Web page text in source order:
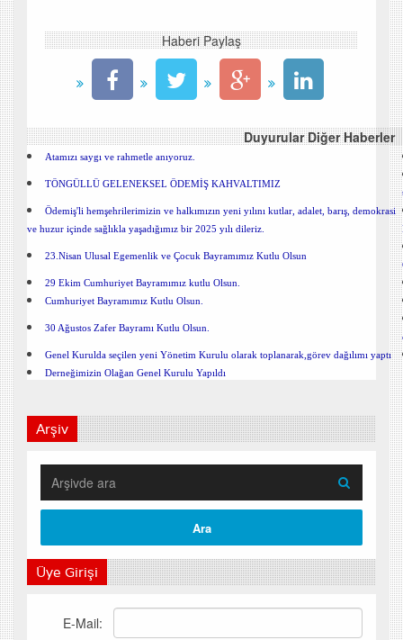
Haberi Paylaş
Duyurular Diğer Haberler
Atamızı saygı ve rahmetle anıyoruz.
TÖNGÜLLÜ GELENEKSEL ÖDEMİŞ KAHVALTIMIZ
Ödemiş'li hemşehrilerimizin ve halkımızın yeni yılını kutlar, adalet, barış, demokrasi
ve huzur içinde sağlıkla yaşadığımız bir 2025 yılı dileriz.
23.Nisan Ulusal Egemenlik ve Çocuk Bayramımız Kutlu Olsun
29 Ekim Cumhuriyet Bayramımız kutlu Olsun.
Cumhuriyet Bayramımız Kutlu Olsun.
30 Ağustos Zafer Bayramı Kutlu Olsun.
Genel Kurulda seçilen yeni Yönetim Kurulu olarak toplanarak,görev dağılımı yaptı
Derneğimizin Olağan Genel Kurulu Yapıldı
Arşiv
Üye Girişi
E-Mail: